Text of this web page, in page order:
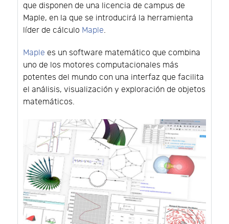
que disponen de una licencia de campus de
Maple, en la que se introducirá la herramienta
líder de cálculo Maple.
Maple es un software matemático que combina
uno de los motores computacionales más
potentes del mundo con una interfaz que facilita
el análisis, visualización y exploración de objetos
matemáticos.